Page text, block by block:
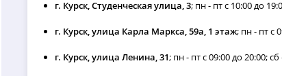
г. Курск, Студенческая улица, 3; пн - пт с 10:00 до
г. Курск, улица Карла Маркса, 59а, 1 этаж; пн - пт с
г. Курск, улица Ленина, 31; пн - пт с 09:00 до 20:00;